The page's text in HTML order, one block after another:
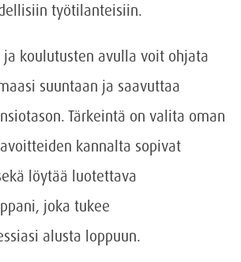
työtilanteisiin.
koulutusten avulla voit ohjata
suuntaan ja saavuttaa
Tärkeintä on valita oman
kannalta sopivat
löytää luotettava
joka tukee
alusta loppuun.